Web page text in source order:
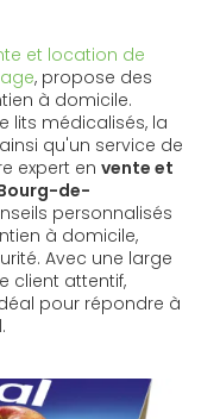
et location de
, propose des
à domicile.
lits médicalisés, la
qu'un service de
expert en vente et
de-
personnalisés
à domicile,
Avec une large
client attentif,
pour répondre à